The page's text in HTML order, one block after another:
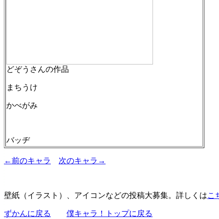
どぞうさんの作品
まちうけ
かべがみ
バッヂ
←前のキャラ 次のキャラ→
壁紙（イラスト）、アイコンなどの投稿大募集。詳しくはこ
ずかんに戻る 僕キャラ！トップに戻る